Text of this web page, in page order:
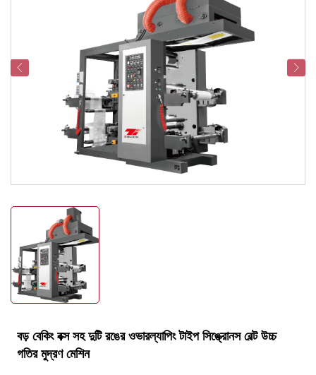
বড় বেকিং বক্স সহ দুটি রঙের ওভারল্যাপিং টাইপ সিঙ্ক্রোনস বেল্ট উচ্চ
গতির মুদ্রণ মেশিন